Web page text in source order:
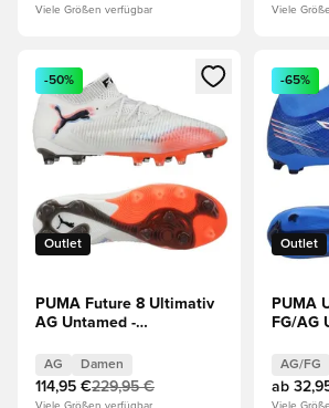
Viele Größen verfügbar Viele
Öffnet ein neues Fenster zum
Outlet
-50%
PUMA Future 8 Ultimativ
AG Untamed -
AG Damen
114,95 €229,95 €
Viele Größen verfügbar
Öffnet
Outlet
-65%
PUMA
FG/AG
AG/FG
ab
Viele